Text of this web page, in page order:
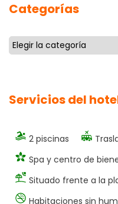
Categorías
Servicios del
2 piscinas
Spa y centro de
Situado frente a la
Habitaciones sin